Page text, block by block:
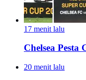
17 menit lalu
Chelsea Pesta
20 menit lalu